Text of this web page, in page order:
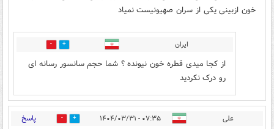
خون ازبینی یکی از سران صهیونیست نمیاد
ایران 8
از کجا میدی قطره خون نیونده ؟ شما حجم سانسور رسانه ای
رو درک نکردید
علی ۰۷:۳۵ - ۱۴۰۴/۰۳/۳۱ 12 پاسخ